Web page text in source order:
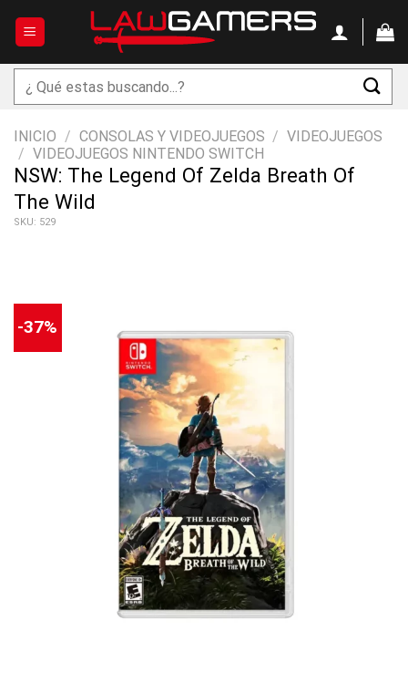
Buscar
por:
INICIO / CONSOLAS Y VIDEOJUEGOS / VIDEOJUEGOS
/ VIDEOJUEGOS NINTENDO SWITCH
NSW: The Legend Of Zelda Breath Of
The Wild
SKU: 529
-37%